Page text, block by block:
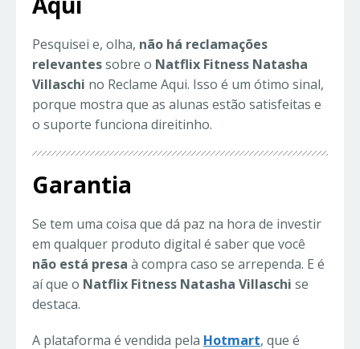
Pesquisei e, olha, não há reclamações
relevantessobre o Natflix Fitness Natasha
Villaschi no Reclame Aqui. Isso é um ótimo sinal,
porque mostra que as alunas estão satisfeitas e
o suporte funciona direitinho.
Garantia
Se tem uma coisa que dá paz na hora de investir
em qualquer produto digital é saber que você
não está presa à compra caso se arrependa. E é
aí que o Natflix Fitness Natasha Villaschi se
destaca.
A plataforma é vendida pela Hotmart, que é